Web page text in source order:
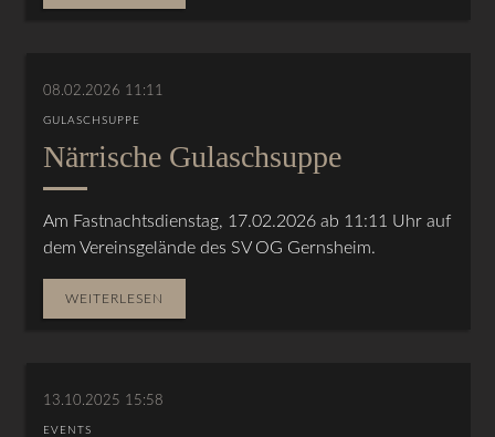
08.02.2026 11:11
GULASCHSUPPE
Närrische Gulaschsuppe
Am Fastnachtsdienstag, 17.02.2026 ab 11:11 Uhr auf
dem Vereinsgelände des SV OG Gernsheim.
WEITERLESEN
13.10.2025 15:58
EVENTS